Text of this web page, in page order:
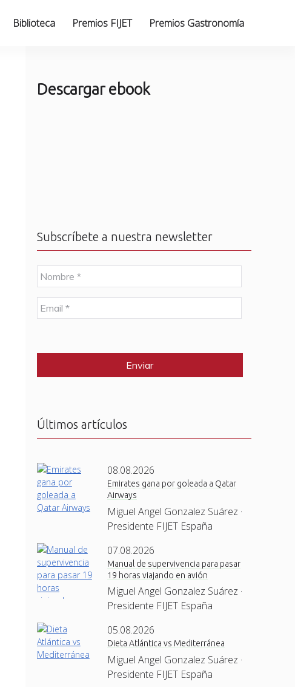
Biblioteca Premios FIJET Premios Gastronomía
Descargar ebook
Subscríbete a nuestra newsletter
N
o
m
b
r
E
m
l
Últimos artículos
08.08.2026
Emirates gana por goleada a Qatar
Airways
Miguel Angel Gonzalez Suárez ·
Presidente FIJET España
07.08.2026
Manual de supervivencia para pasar
19 horas viajando en avión
Miguel Angel Gonzalez Suárez ·
Presidente FIJET España
05.08.2026
Dieta Atlántica vs Mediterránea
Miguel Angel Gonzalez Suárez ·
Presidente FIJET España